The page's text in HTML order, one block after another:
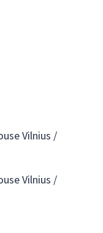
Vilnius /
Vilnius /